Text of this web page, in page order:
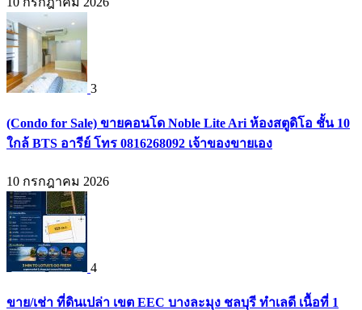
3
(Condo for Sale) ขายคอนโด Noble Lite Ari ห้องสตูดิโอ ชั้น 10
ใกล้ BTS อารีย์ โทร 0816268092 เจ้าของขายเอง
10 กรกฎาคม 2026
4
ขาย/เช่า ที่ดินเปล่า เขต EEC บางละมุง ชลบุรี ทำเลดี เนื้อที่ 1